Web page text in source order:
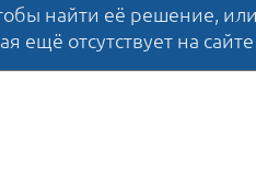
найти её решение,
ещё отсутствует на